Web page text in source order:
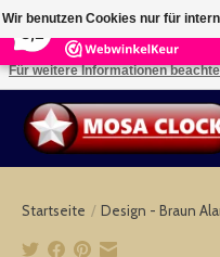
164
Kies uw taal: NL -- Wählen Sie ihre
Startseite / Design - Braun
Wir benutzen Cookies nur für
Ist das in
Für weitere Informationen